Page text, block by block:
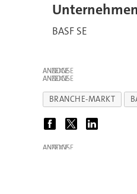
Unternehmen
BASF SE
ANZEIGE
ANZEIGE
BRANCHE-MARKT
ANZEIGE